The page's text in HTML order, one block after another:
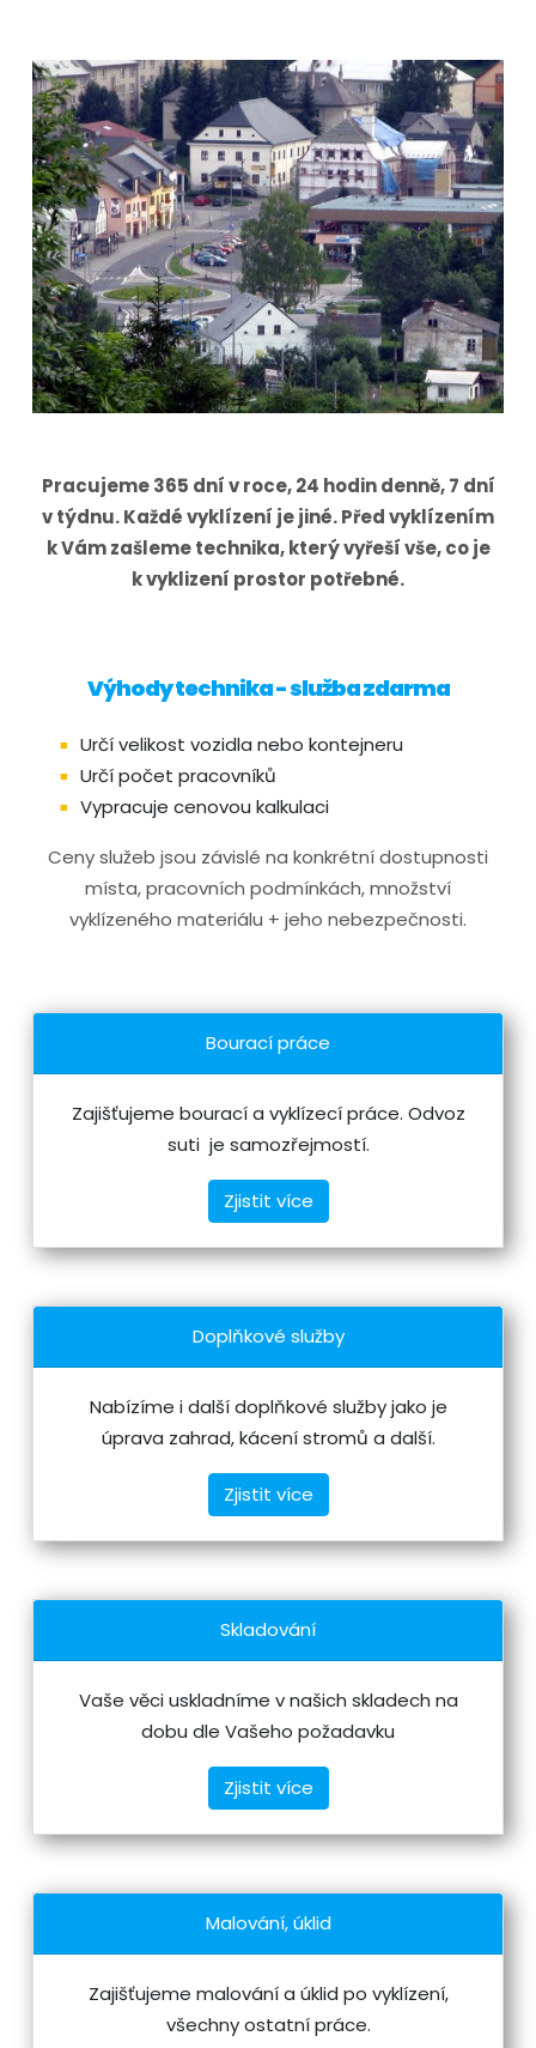
Pracujeme 365 dní v roce, 24 hodin denně, 7 dní
v týdnu. Každé vyklízení je jiné. Před vyklízením
k Vám zašleme technika, který vyřeší vše, co je
k vyklizení prostor potřebné.
Výhody technika - služba zdarma
Určí velikost vozidla nebo kontejneru
Určí počet pracovníků
Vypracuje cenovou kalkulaci
Ceny služeb jsou závislé na konkrétní dostupnosti
místa, pracovních podmínkách, množství
vyklízeného materiálu + jeho nebezpečnosti.
Bourací práce
Zajišťujeme bourací a vyklízecí práce. Odvoz
suti je samozřejmostí.
Zjistit více
Doplňkové služby
Nabízíme i další doplňkové služby jako je
úprava zahrad, kácení stromů a další.
Zjistit více
Skladování
Vaše věci uskladníme v našich skladech na
dobu dle Vašeho požadavku
Zjistit více
Malování, úklid
Zajišťujeme malování a úklid po vyklízení,
všechny ostatní práce.